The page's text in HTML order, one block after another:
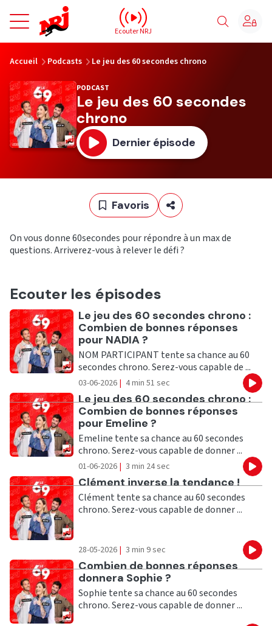
NRJ - Accueil
Ecouter NRJ
Accueil Podcasts Le jeu des 60 secondes chrono
PODCAST
Le jeu des 60 secondes
chrono
Dernier épisode
Favoris
On vous donne 60secondes pour répondre à un max de
questions. Arriverez-vous à relever le défi ?
Ecouter les épisodes
Ecouter
Le jeu des 60 secondes chrono :
Combien de bonnes réponses
pour NADIA ?
NOM PARTICIPANT tente sa chance au 60
secondes chrono. Serez-vous capable de ...
03-06-2026 | 4 min 51 sec
Ecouter
Le jeu des 60 secondes chrono :
Combien de bonnes réponses
pour Emeline ?
Emeline tente sa chance au 60 secondes
chrono. Serez-vous capable de donner ...
01-06-2026 | 3 min 24 sec
Ecouter
Clément inverse la tendance !
Clément tente sa chance au 60 secondes
chrono. Serez-vous capable de donner ...
28-05-2026 | 3 min 9 sec
Ecouter
Combien de bonnes réponses
donnera Sophie ?
Sophie tente sa chance au 60 secondes
chrono. Serez-vous capable de donner ...